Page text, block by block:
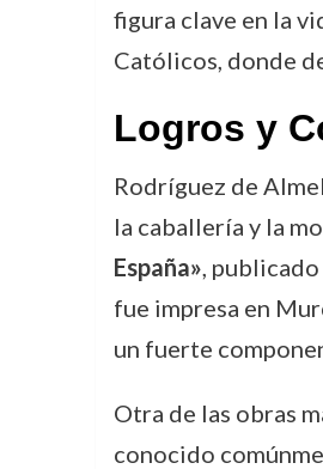
figura clave en la
Católicos, donde
Logros y
Rodríguez de
la caballería y la
España»,
fue impresa en
un fuerte
Otra de las obras
conocido